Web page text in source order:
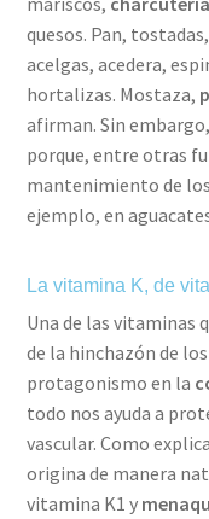
quesos. Pan, tostadas,
acelgas, acedera,
hortalizas. Mostaza,
afirman. Sin
porque, entre otras
mantenimiento de
ejemplo, en
La vitamina K, de
Una de las vitaminas
de la hinchazón de
protagonismo en la
todo nos ayuda a
vascular. Como
origina de manera
vitamina K1 y